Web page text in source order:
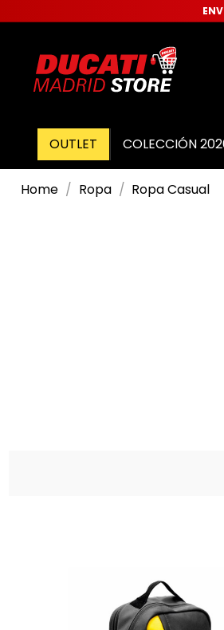
OUTLET COLECCIÓN
Home Ropa Ropa Casual